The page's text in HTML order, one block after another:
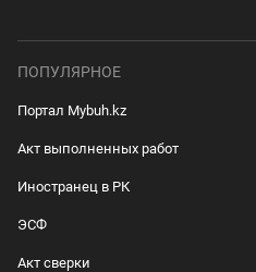
ПОПУЛЯРНОЕ
Портал Mybuh.kz
Акт выполненных работ
Иностранец в РК
ЭСФ
Акт сверки